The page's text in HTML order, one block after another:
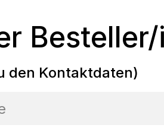
Besteller/
den Kontaktdaten)